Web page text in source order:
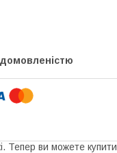
Тепер ви можете купити